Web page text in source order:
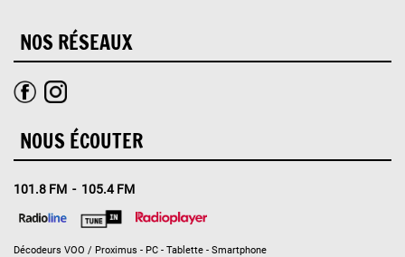
NOS RÉSEAUX
NOUS ÉCOUTER
101.8 FM - 105.4 FM
Décodeurs VOO / Proximus - PC - Tablette - Smartphone